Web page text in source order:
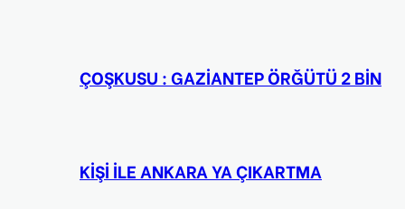
ÇOŞKUSU : GAZİANTEP ÖRĞÜTÜ 2 BİN
KİŞİ İLE ANKARA YA ÇIKARTMA